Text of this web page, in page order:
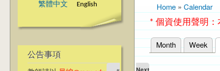
繁體中文 English
公告事項
You are here
Home » Calendar
* 個資使用聲明
Primary tabs
Month Week